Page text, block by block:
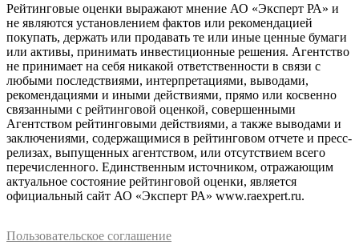
Рейтинговые оценки выражают мнение АО «Эксперт РА» и
не являются установлением фактов или рекомендацией
покупать, держать или продавать те или иные ценные бумаги
или активы, принимать инвестиционные решения. Агентство
не принимает на себя никакой ответственности в связи с
любыми последствиями, интерпретациями, выводами,
рекомендациями и иными действиями, прямо или косвенно
связанными с рейтинговой оценкой, совершенными
Агентством рейтинговыми действиями, а также выводами и
заключениями, содержащимися в рейтинговом отчете и пресс-
релизах, выпущенных агентством, или отсутствием всего
перечисленного. Единственным источником, отражающим
актуальное состояние рейтинговой оценки, является
официальный сайт АО «Эксперт РА» www.raexpert.ru.
Пользовательское соглашение